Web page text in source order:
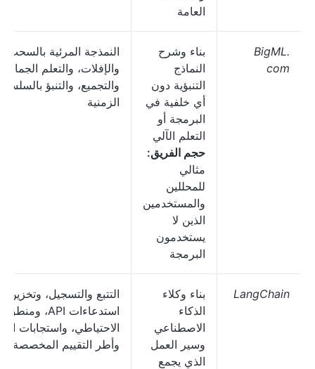
العامة
BigML.
com
بناء وشرح
النماذج
التنبؤية دون
أي خلفية في
البرمجة أو
التعلم الآلي
حجم الفريق:
مثالي
للمحللين
والمستخدمين
الذين لا
يستخدمون
البرمجة
النمذجة المرئية بالسحب
والإفلات، والتعلم
والتجميع، والتنبؤ بالسلسلة
الزمنية
LangChain
بناء وكلاء
الذكاء
الاصطناعي
وسير العمل
الذي يجمع
التتبع والتسجيل، وتخزين
استدعاءات API، ومنطق
الاحتياطي، واستجابات
وأطر التقييم المخصصة